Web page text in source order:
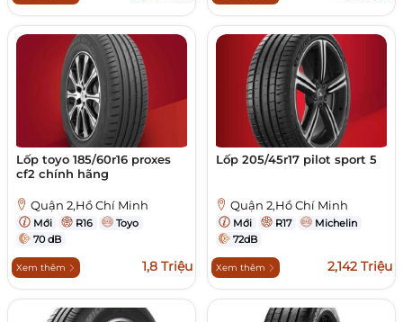
Lốp toyo 185/60r16 proxes
cf2 chính hãng
Quận 2,Hồ Chí Minh
Mới R16
Toyo
70 dB
Xem thêm 1,8 Triệu
Lốp 205/45r17 pilot sport 5
Quận 2,Hồ Chí Minh
Mới R17
Michelin
72dB
Xem thêm 2,142 Triệu